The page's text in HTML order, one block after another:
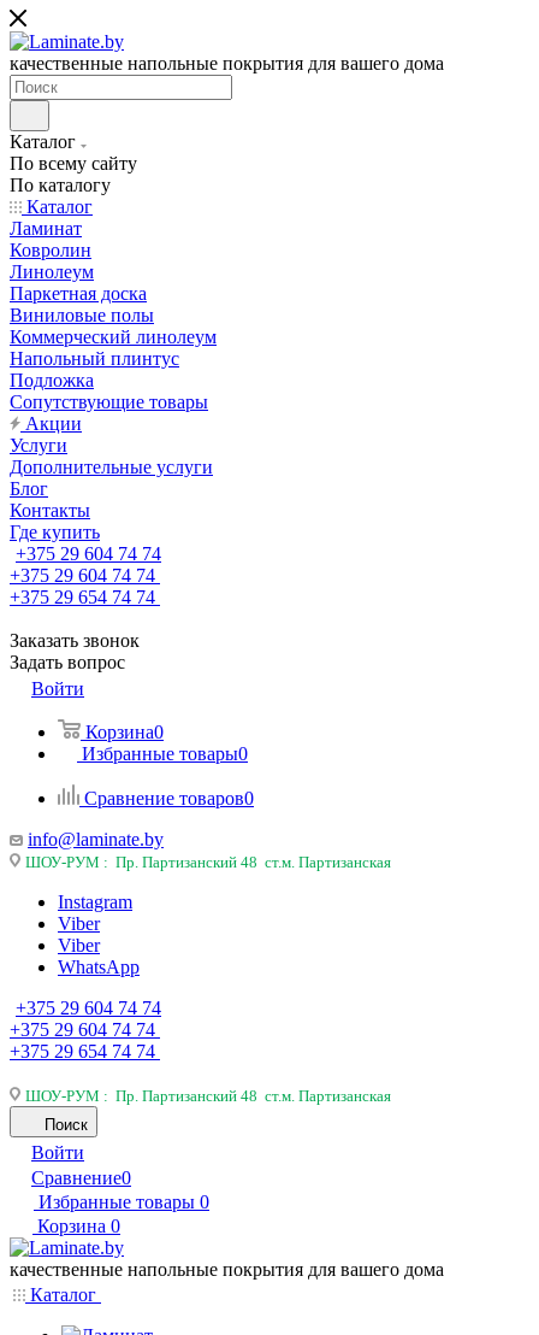
качественные напольные покрытия для вашего дома
Каталог
По всему сайту
По каталогу
Каталог
Ламинат
Ковролин
Линолеум
Паркетная доска
Виниловые полы
Коммерческий линолеум
Напольный плинтус
Подложка
Сопутствующие товары
Акции
Услуги
Дополнительные услуги
Блог
Контакты
Где купить
+375 29 604 74 74
+375 29 604 74 74
+375 29 654 74 74
Заказать звонок
Задать вопрос
Войти
Корзина0
Избранные товары0
Сравнение товаров0
info@laminate.by
ШОУ-РУМ : Пр. Партизанский 48 ст.м. Партизанская
Instagram
Viber
Viber
WhatsApp
+375 29 604 74 74
+375 29 604 74 74
+375 29 654 74 74
ШОУ-РУМ : Пр. Партизанский 48 ст.м. Партизанская
Поиск
Войти
Сравнение0
Избранные товары 0
Корзина 0
качественные напольные покрытия для вашего дома
Каталог